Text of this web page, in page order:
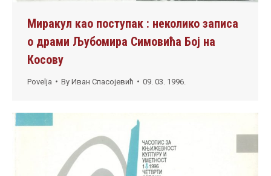
Миракул као поступак : неколико записа
о драми Љубомира Симовића Бој на
Косову
Povelja By Иван Спасојевић 09. 03. 1996.